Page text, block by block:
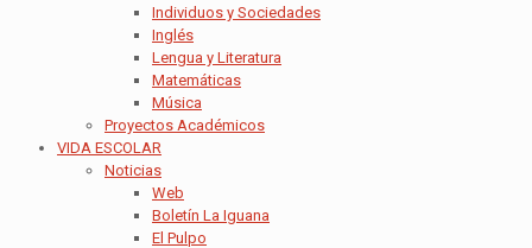
Individuos y Sociedades
Inglés
Lengua y Literatura
Matemáticas
Música
Proyectos Académicos
VIDA ESCOLAR
Noticias
Web
Boletín La Iguana
El Pulpo